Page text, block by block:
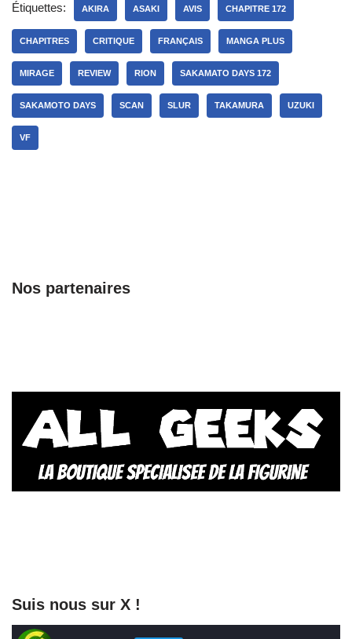
Étiquettes: AKIRA ASAKI AVIS CHAPITRE 172
CHAPITRES CRITIQUE FRANÇAIS MANGA PLUS
MIRAGE REVIEW RION SAKAMATO DAYS 172
SAKAMOTO DAYS SCAN SLUR TAKAMURA UZUKI
VF
Nos partenaires
Suis nous sur X !